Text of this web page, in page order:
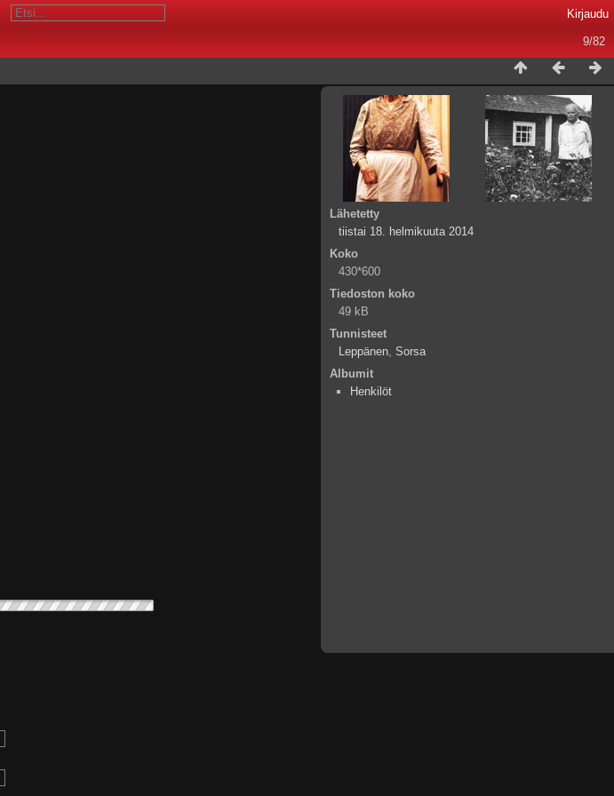
Kirjaudu
9/82
Lähetetty
tiistai 18. helmikuuta 2014
Koko
430*600
Tiedoston koko
49 kB
Tunnisteet
Leppänen, Sorsa
Albumit
Henkilöt